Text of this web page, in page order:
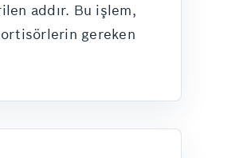
addır. Bu işlem,
gereken